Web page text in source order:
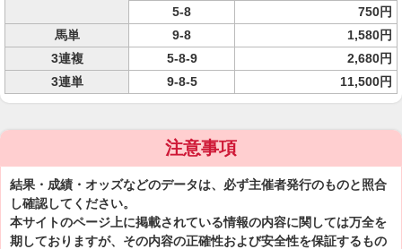
5-8
750円
馬単
9-8
1,580円
3連複
5-8-9
2,680円
3連単
9-8-5 11,500円
注意事項
結果・成績・オッズなどのデータは、必ず主催者発行のものと照合
し確認してください。
本サイトのページ上に掲載されている情報の内容に関しては万全を
期しておりますが、その内容の正確性および安全性を保証するもの